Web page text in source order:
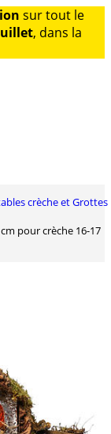
sur tout le
, dans la
crèche et Grottes